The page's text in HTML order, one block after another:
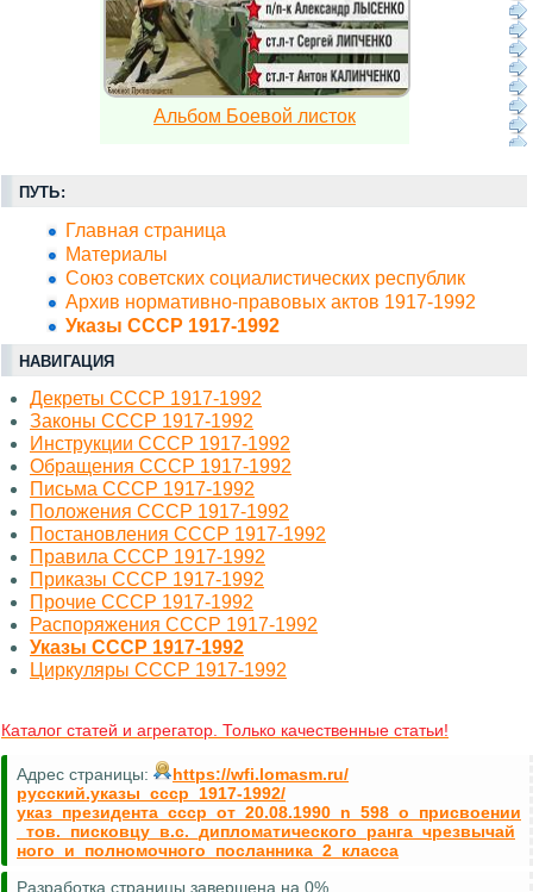
Альбом Боевой листок
ПУТЬ:
Главная страница
Материалы
Союз советских социалистических республик
Архив нормативно-правовых актов 1917-1992
Указы СССР 1917-1992
НАВИГАЦИЯ
Декреты СССР 1917-1992
Законы СССР 1917-1992
Инструкции СССР 1917-1992
Обращения СССР 1917-1992
Письма СССР 1917-1992
Положения СССР 1917-1992
Постановления СССР 1917-1992
Правила СССР 1917-1992
Приказы СССР 1917-1992
Прочие СССР 1917-1992
Распоряжения СССР 1917-1992
Указы СССР 1917-1992
Циркуляры СССР 1917-1992
Каталог статей и агрегатор. Только качественные статьи!
Адрес страницы:
https://wfi.lomasm.ru/
русский.указы_ссср_1917-1992/
указ_президента_ссср_от_20.08.1990_n_598_о_присвоении
_тов._писковцу_в.с._дипломатического_ранга_чрезвычай
ного_и_полномочного_посланника_2_класса
Разработка страницы завершена на 0%